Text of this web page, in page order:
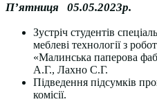
П’ятниця 05.05.2023р.
Зустріч студентів
меблеві технології з
«Малинська паперова
А.Г., Лахно С.Г.
Підведення підсумків
комісії.